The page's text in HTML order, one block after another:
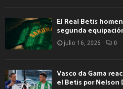
El Real Betis
segunda
julio 16, 2026 0
Vasco da Gama
el Betis por Nelson